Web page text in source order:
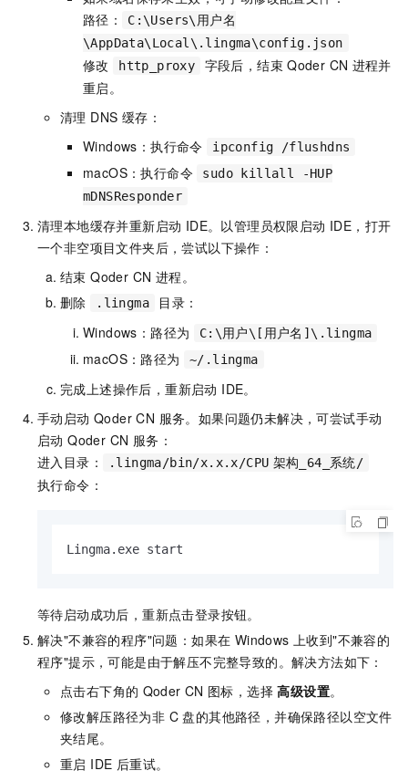
路径：
C:\Users\用户名
\AppData\Local\.lingma\config.json
修改 http_proxy 字段后，结束 Qoder CN 进程并
重启。
清理 DNS 缓存：
Windows：执行命令
ipconfig /flushdns
macOS：执行命令
sudo killall -HUP
mDNSResponder
清理本地缓存并重新启动 IDE。以管理员权限启动 IDE，打开
一个非空项目文件夹后，尝试以下操作：
结束 Qoder CN 进程。
删除
.lingma
目录：
Windows：路径为
C:\用户\[用户名]\.lingma
macOS：路径为 ~/.lingma
完成上述操作后，重新启动 IDE。
手动启动 Qoder CN 服务。如果问题仍未解决，可尝试手动
启动 Qoder CN 服务：
进入目录：
.lingma/bin/x.x.x/CPU 架构_64_系统/
执行命令：
Lingma.exe start
等待启动成功后，重新点击登录按钮。
解决"不兼容的程序"问题：如果在 Windows 上收到"不兼容的
程序"提示，可能是由于解压不完整导致的。解决方法如下：
点击右下角的 Qoder CN 图标，选择高级设置。
修改解压路径为非 C 盘的其他路径，并确保路径以空文件
夹结尾。
重启 IDE 后重试。